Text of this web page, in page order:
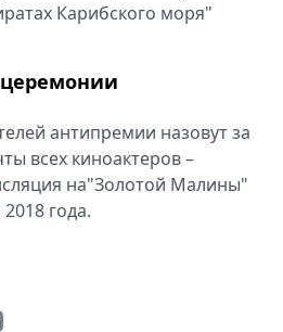
Карибского моря"
антипремии назовут за
всех киноактеров –
на"Золотой Малины"
года.